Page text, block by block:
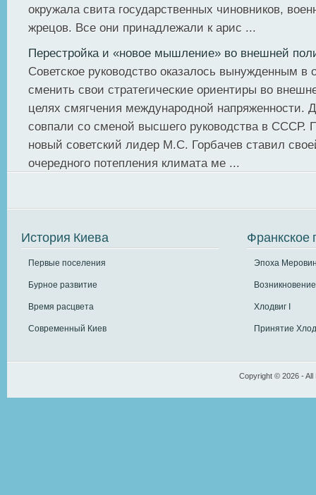
окружала свита государственных чиновников,
жрецов. Все они принадлежали к арис ...
Перестройка и «новое мышление» во внешней
Советское руководство оказалось вынужденным в
сменить свои стратегические ориентиры во
целях смягчения международной напряженности.
совпали со сменой высшего руководства в СССР.
новый советский лидер М.С. Горбачев ставил
очередного потепления климата ме ...
История Киева
Первые поселения
Бурное развитие
Время расцвета
Современный Киев
Франкское
Эпоха
Хлодвиг I
Принятие
Copyright © 2026 -